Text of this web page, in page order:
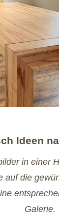
Ideen
in einer
auf die
Galerie.